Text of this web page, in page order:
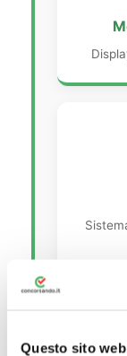
Questo sito